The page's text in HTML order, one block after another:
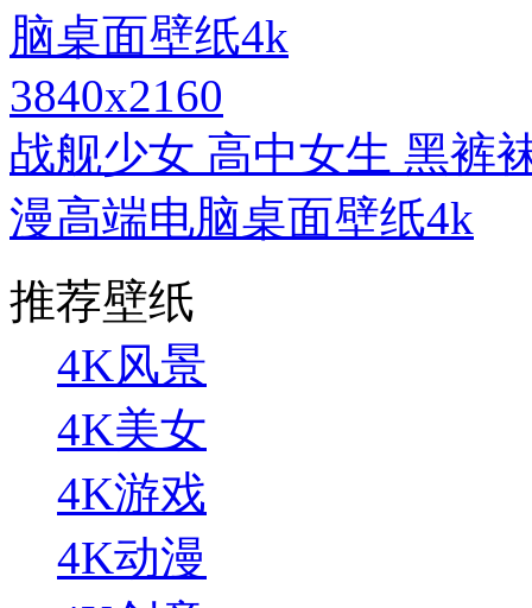
3840x2160
战舰少女 高中女生 黑裤
漫高端电脑桌面壁纸4k
推荐壁纸
4K风景
4K美女
4K游戏
4K动漫